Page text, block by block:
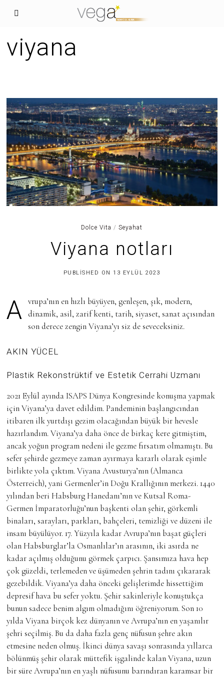
viyana
Dolce Vita / Seyahat
Viyana notları
PUBLISHED ON 13 EYLÜL 2023
Z
R
A
Avrupa’nın en hızlı büyüyen, genleşen, şık, modern,
dinamik, asil, zarif kenti, tarih, siyaset, sanat açısından
son derece zengin Viyana’yı siz de seveceksiniz.
AKIN YÜCEL
Plastik Rekonstrüktif ve Estetik Cerrahi Uzmanı
2021 Eylül ayında ISAPS Dünya Kongresinde konuşma yapmak
için Viyana’ya davet edildim. Pandeminin başlangıcından
itibaren ilk yurtdışı gezim olacağından büyük bir hevesle
hazırlandım. Viyana’ya daha önce de birkaç kere gitmiştim,
ancak yoğun program nedeni ile gezme fırsatım olmamıştı. Bu
sefer şehirde gezmeye zaman ayırmaya kararlı olarak eşimle
birlikte yola çıktım. Viyana Avusturya’nın (Almanca
Österreich), yani Germenler’in Doğu Krallığının merkezi. 1440
yılından beri Habsburg Hanedanı’nın ve Kutsal Roma-
Germen İmparatorluğu’nun başkenti olan şehir, görkemli
binaları, sarayları, parkları, bahçeleri, temizliği ve düzeni ile
insanı büyülüyor. 17. Yüzyıla kadar Avrupa’nın başat güçleri
olan Habsburglar’la Osmanlılar’ın arasının, iki asırda ne
kadar açılmış olduğunu görmek çarpıcı. Şansımıza hava hep
çok güzeldi, terlemeden ve üşümeden şehrin tadını çıkararak
gezebildik. Viyana’ya daha önceki gelişlerimde hissettiğim
depresif hava bu sefer yoktu. Şehir sakinleriyle konuştukça
bunun sadece benim algım olmadığını öğreniyorum. Son 10
yılda Viyana birçok kez dünyanın ve Avrupa’nın en yaşanılır
şehri seçilmiş. Bu da daha fazla genç nüfusun şehre akın
etmesine neden olmuş. İkinci dünya savaşı sonrasında yıllarca
bölünmüş şehir olarak müttefik işgalinde kalan Viyana, uzun
bir süre Avrupa’nın en yaşlı nüfusunu barındıran karamsar bir